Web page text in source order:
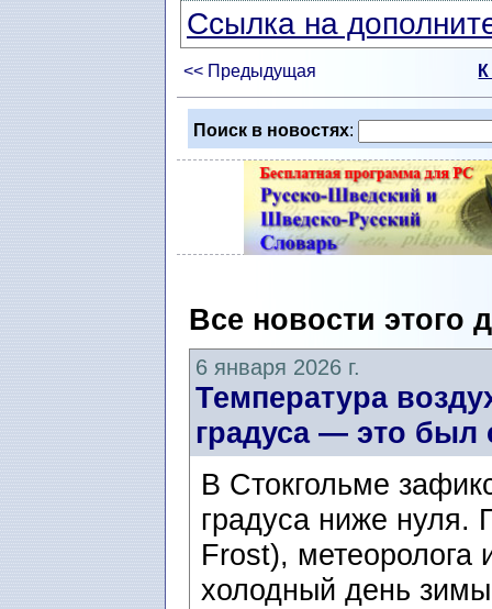
Ссылка на
<< Предыдущая
Поиск в новостях:
Все новости этого
6 января 2026 г.
Температура
градуса — это
В Стокгольме
градуса ниже
Frost), метеоролога
холодный день